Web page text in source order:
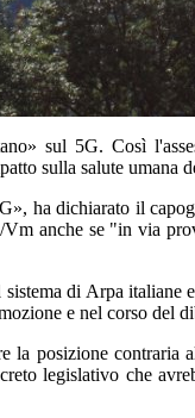
sul 5G. Così
sulla salute umana
ha dichiarato il
anche se "in via
di Arpa
e nel corso del
la posizione
legislativo che